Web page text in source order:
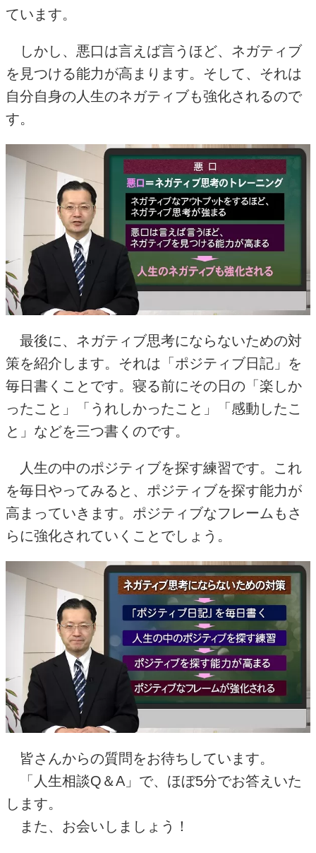
ています。
しかし、悪口は言えば言うほど、ネガティブ
を見つける能力が高まります。そして、それは
自分自身の人生のネガティブも強化されるので
す。
最後に、ネガティブ思考にならないための対
策を紹介します。それは「ポジティブ日記」を
毎日書くことです。寝る前にその日の「楽しか
ったこと」「うれしかったこと」「感動したこ
と」などを三つ書くのです。
人生の中のポジティブを探す練習です。これ
を毎日やってみると、ポジティブを探す能力が
高まっていきます。ポジティブなフレームもさ
らに強化されていくことでしょう。
皆さんからの質問をお待ちしています。
「人生相談Q ＆A 」で、ほぼ5分でお答えいた
します。
また、お会いしましょう！